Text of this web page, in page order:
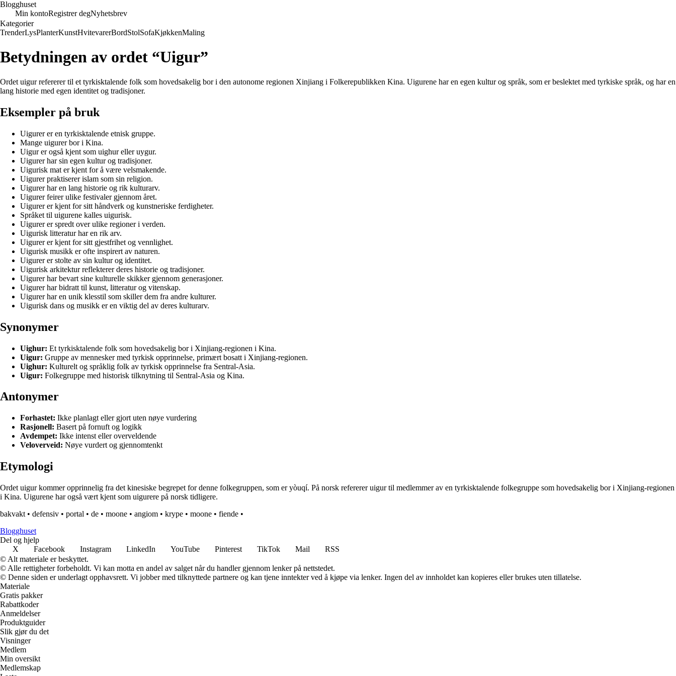
Blogghuset
Min kontoRegistrer degNyhetsbrev
Kategorier
TrenderLysPlanterKunstHvitevarerBordStolSofaKjøkkenMaling
Betydningen av ordet “Uigur”
Ordet uigur refererer til et tyrkisktalende folk som hovedsakelig bor i den autonome regionen Xinjiang i Folkerepublikken Kina. Uigurene har en egen kultur og språk, som er beslektet med tyrkiske språk, og har en
lang historie med egen identitet og tradisjoner.
Eksempler på bruk
Uigurer er en tyrkisktalende etnisk gruppe.
Mange uigurer bor i Kina.
Uigur er også kjent som uighur eller uygur.
Uigurer har sin egen kultur og tradisjoner.
Uigurisk mat er kjent for å være velsmakende.
Uigurer praktiserer islam som sin religion.
Uigurer har en lang historie og rik kulturarv.
Uigurer feirer ulike festivaler gjennom året.
Uigurer er kjent for sitt håndverk og kunstneriske ferdigheter.
Språket til uigurene kalles uigurisk.
Uigurer er spredt over ulike regioner i verden.
Uigurisk litteratur har en rik arv.
Uigurer er kjent for sitt gjestfrihet og vennlighet.
Uigurisk musikk er ofte inspirert av naturen.
Uigurer er stolte av sin kultur og identitet.
Uigurisk arkitektur reflekterer deres historie og tradisjoner.
Uigurer har bevart sine kulturelle skikker gjennom generasjoner.
Uigurer har bidratt til kunst, litteratur og vitenskap.
Uigurer har en unik klesstil som skiller dem fra andre kulturer.
Uigurisk dans og musikk er en viktig del av deres kulturarv.
Synonymer
Uighur: Et tyrkisktalende folk som hovedsakelig bor i Xinjiang-regionen i Kina.
Uigur: Gruppe av mennesker med tyrkisk opprinnelse, primært bosatt i Xinjiang-regionen.
Uighur: Kulturelt og språklig folk av tyrkisk opprinnelse fra Sentral-Asia.
Uigur: Folkegruppe med historisk tilknytning til Sentral-Asia og Kina.
Antonymer
Forhastet: Ikke planlagt eller gjort uten nøye vurdering
Rasjonell: Basert på fornuft og logikk
Avdempet: Ikke intenst eller overveldende
Veloverveid: Nøye vurdert og gjennomtenkt
Etymologi
Ordet uigur kommer opprinnelig fra det kinesiske begrepet for denne folkegruppen, som er yòuqí. På norsk refererer uigur til medlemmer av en tyrkisktalende folkegruppe som hovedsakelig bor i Xinjiang-regionen
i Kina. Uigurene har også vært kjent som uigurere på norsk tidligere.
bakvakt • defensiv • portal • de • moone • angiom • krype • moone • fiende •
Blogghuset
Del og hjelp
X
Facebook Instagram LinkedIn YouTube Pinterest TikTok Mail
RSS
© Alt materiale er beskyttet.
© Alle rettigheter forbeholdt. Vi kan motta en andel av salget når du handler gjennom lenker på nettstedet.
© Denne siden er underlagt opphavsrett. Vi jobber med tilknyttede partnere og kan tjene inntekter ved å kjøpe via lenker. Ingen del av innholdet kan kopieres eller brukes uten tillatelse.
Materiale
Gratis pakker
Rabattkoder
Anmeldelser
Produktguider
Slik gjør du det
Visninger
Medlem
Min oversikt
Medlemskap